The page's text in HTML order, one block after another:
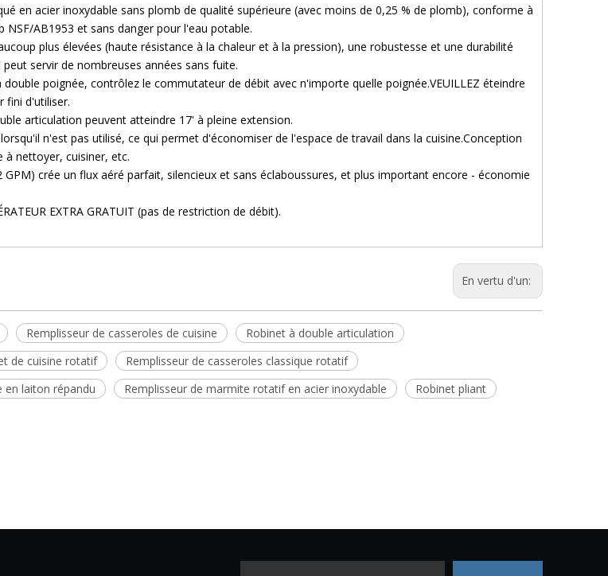
en acier inoxydable sans plomb de qualité supérieure (avec moins de 0,25 % de plomb), conforme à
AB1953 et sans danger pour l'eau potable.
plus élevées (haute résistance à la chaleur et à la pression), une robustesse et une durabilité
servir de nombreuses années sans fuite.
poignée, contrôlez le commutateur de débit avec n'importe quelle poignée.VEUILLEZ éteindre
fini d'utiliser.
articulation peuvent atteindre 17' à pleine extension.
n'est pas utilisé, ce qui permet d'économiser de l'espace de travail dans la cuisine.Conception
à nettoyer, cuisiner, etc.
GPM) crée un flux aéré parfait, silencieux et sans éclaboussures, et plus important encore - économie
EXTRA GRATUIT (pas de restriction de débit).
En vertu d'un:
Remplisseur de casseroles de cuisine
Robinet à double articulation
de cuisine rotatif
Remplisseur de casseroles classique rotatif
en laiton répandu
Remplisseur de marmite rotatif en acier inoxydable
Robinet pliant